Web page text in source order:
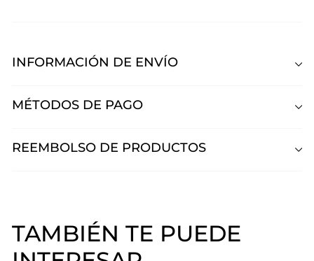
INFORMACIÓN DE ENVÍO
MÉTODOS DE PAGO
REEMBOLSO DE PRODUCTOS
TAMBIÉN TE PUEDE